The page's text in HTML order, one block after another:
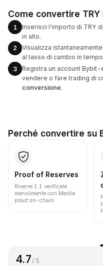
Come convertire
1
Inserisci l'importo di TRY
in alto.
2
Visualizza
al tasso di cambio in
3
Registra un account
vendere o fare trading di
conversione.
Perché convertire su
Proof of Reserves
Riserve 1:1 verificate
mensilmente con Merkle
proof on-chain.
4.7 / 5